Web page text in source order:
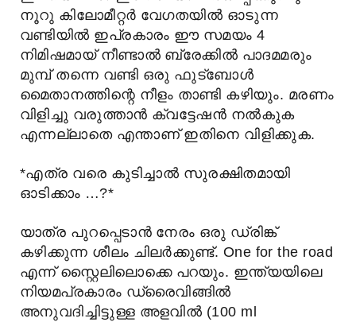
നൂറു കിലോമീറ്റർ വേഗതയിൽ ഓടുന്ന
വണ്ടിയിൽ ഇപ്രകാരം ഈ സമയം 4
നിമിഷമായ് നീണ്ടാൽ ബ്രേക്കിൽ പാദമമരും
മുമ്പ് തന്നെ വണ്ടി ഒരു ഫുട്ബോൾ
മൈതാനത്തിന്റെ നീളം താണ്ടി കഴിയും. മരണം
വിളിച്ചു വരുത്താൻ ക്വട്ടേഷൻ നൽകുക
എന്നല്ലാതെ എന്താണ് ഇതിനെ വിളിക്കുക.
*എത്ര വരെ കുടിച്ചാൽ സുരക്ഷിതമായി
ഓടിക്കാം …?*
യാത്ര പുറപ്പെടാൻ നേരം ഒരു ഡ്രിങ്ക്
കഴിക്കുന്ന ശീലം ചിലർക്കുണ്ട്. One for the road
എന്ന് സ്റ്റൈലിലൊക്കെ പറയും. ഇന്ത്യയിലെ
നിയമപ്രകാരം ഡ്രൈവിങ്ങിൽ
അനുവദിച്ചിട്ടുള്ള അളവിൽ (100 ml